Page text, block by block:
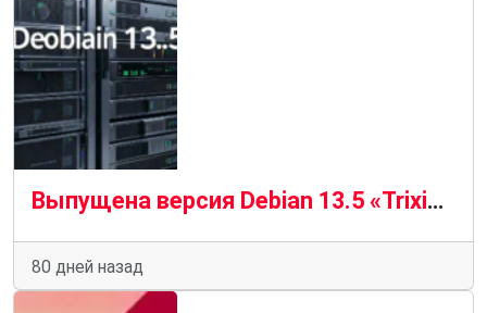
Выпущена версия Debian 13.5 «Trixie» с 144 исправлениями ошибок и 103 обновлениями системы безопасности
80 дней назад